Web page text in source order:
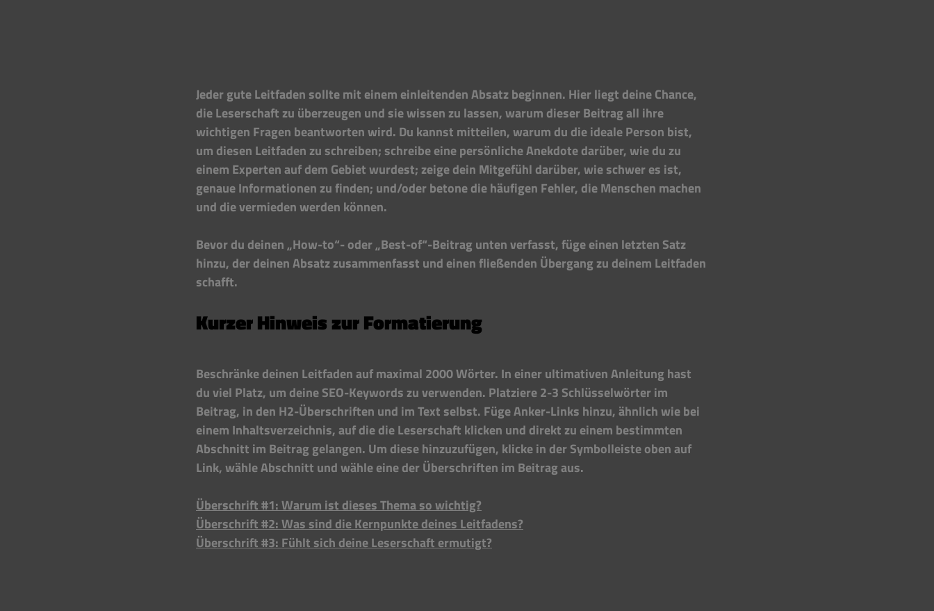
Jeder gute Leitfaden sollte mit einem einleitenden Absatz beginnen. Hier liegt deine Chance,
die Leserschaft zu überzeugen und sie wissen zu lassen, warum dieser Beitrag all ihre
wichtigen Fragen beantworten wird. Du kannst mitteilen, warum du die ideale Person bist,
um diesen Leitfaden zu schreiben; schreibe eine persönliche Anekdote darüber, wie du zu
einem Experten auf dem Gebiet wurdest; zeige dein Mitgefühl darüber, wie schwer es ist,
genaue Informationen zu finden; und/oder betone die häufigen Fehler, die Menschen machen
und die vermieden werden können.
Bevor du deinen „How-to“- oder „Best-of“-Beitrag unten verfasst, füge einen letzten Satz
hinzu, der deinen Absatz zusammenfasst und einen fließenden Übergang zu deinem Leitfaden
schafft.
Kurzer Hinweis zur Formatierung
Beschränke deinen Leitfaden auf maximal 2000 Wörter. In einer ultimativen Anleitung hast
du viel Platz, um deine SEO-Keywords zu verwenden. Platziere 2-3 Schlüsselwörter im
Beitrag, in den H2-Überschriften und im Text selbst. Füge Anker-Links hinzu, ähnlich wie bei
einem Inhaltsverzeichnis, auf die die Leserschaft klicken und direkt zu einem bestimmten
Abschnitt im Beitrag gelangen. Um diese hinzuzufügen, klicke in der Symbolleiste oben auf
Link, wähle Abschnitt und wähle eine der Überschriften im Beitrag aus.
Überschrift #1: Warum ist dieses Thema so wichtig?
Überschrift #2: Was sind die Kernpunkte deines Leitfadens?
Überschrift #3: Fühlt sich deine Leserschaft ermutigt?